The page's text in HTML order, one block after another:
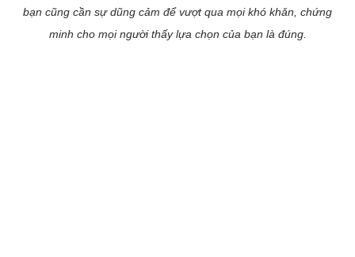
bạn cũng cần sự dũng cảm để vượt qua mọi khó khăn, chứng
minh cho mọi người thấy lựa chọn của bạn là đúng.